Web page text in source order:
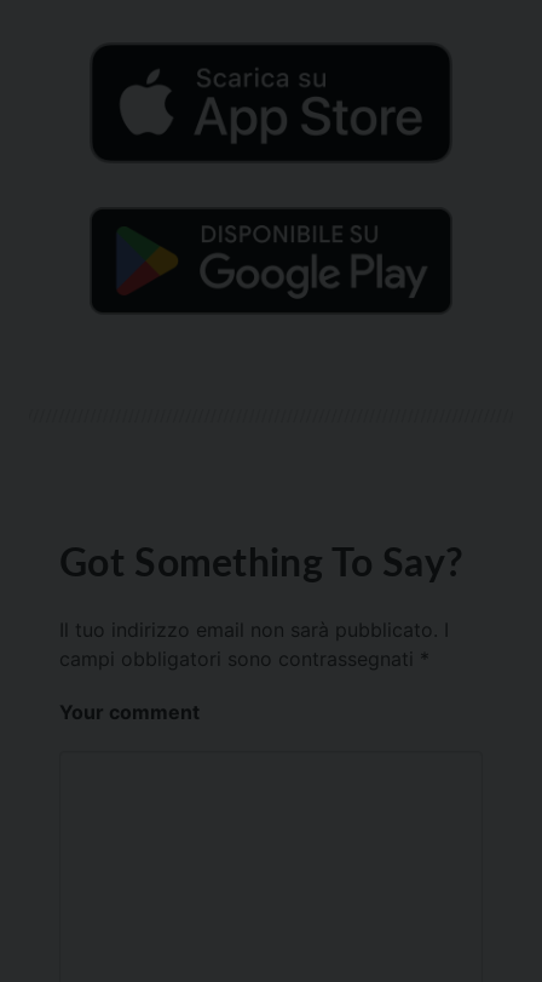
Got Something To Say?
Il tuo indirizzo email non sarà pubblicato.
campi obbligatori sono contrassegnati *
Your comment